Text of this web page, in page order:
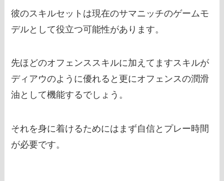
彼のスキルセットは現在のサマニッチのゲームモ
デルとして役立つ可能性があります。
先ほどのオフェンススキルに加えてますスキルが
ディアウのように優れると更にオフェンスの潤滑
油として機能するでしょう。
それを身に着けるためにはまず自信とプレー時間
が必要です。